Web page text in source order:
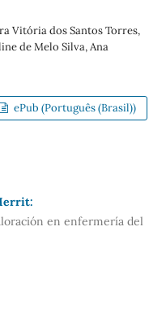
Vitória dos Santos Torres,
de Melo Silva, Ana
ePub (Português (Brasil))
en enfermería del